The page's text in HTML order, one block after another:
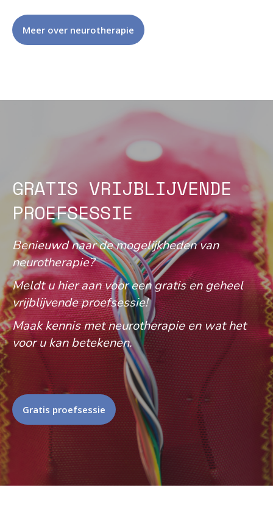
Meer over neurotherapie
GRATIS VRIJBLIJVENDE
PROEFSESSIE
Benieuwd naar de mogelijkheden van
neurotherapie?
Meldt u hier aan voor een gratis en geheel
vrijblijvende proefsessie!
Maak kennis met neurotherapie en wat het
voor u kan betekenen.
Gratis proefsessie